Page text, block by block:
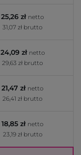
25,26 zł netto
31,07 zł brutto
24,09 zł netto
29,63 zł brutto
21,47 zł netto
26,41 zł brutto
18,85 zł netto
23,19 zł brutto